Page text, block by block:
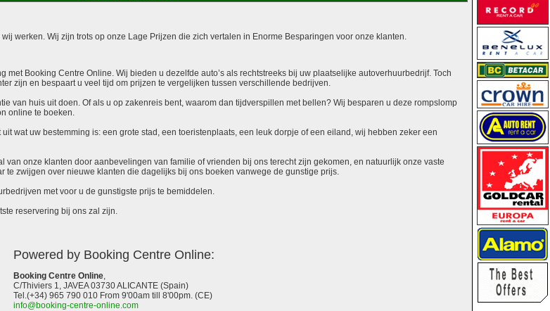
werken. Wij zijn trots op onze Lage Prijzen die zich vertalen in Enorme Besparingen voor onze klanten.
met Booking Centre Online. Wij bieden u dezelfde auto’s als rechtstreeks bij uw plaatselijke autoverhuurbedrijf. Toch
zijn en bespaart u veel tijd om prijzen te vergelijken tussen verschillende bedrijven.
van huis uit doen. Of als u op zakenreis bent, waarom dan tijdverspillen met bellen? Wij besparen u deze rompslomp
online te boeken.
wat uw bestemming is: een grote stad, een toeristenplaats, een leuk dorpje of een eiland, wij hebben zeker een
van onze klanten door aanbevelingen van familie of vrienden bij ons terecht zijn gekomen, en natuurlijk onze vaste
te zwijgen over nieuwe klanten die dagelijks bij ons boeken vanwege de gunstige prijs.
met voor u de gunstigste prijs te bemiddelen.
reservering bij ons zal zijn.
Powered by Booking Centre Online:
Booking Centre Online,
C/Thiviers 1, JAVEA 03730 ALICANTE (Spain)
Tel.(+34) 965 790 010 From 9'00am till 8'00pm. (CE)
info@booking-centre-online.com